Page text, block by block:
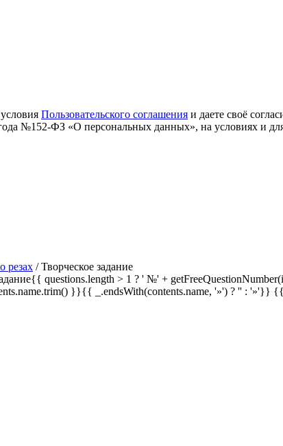
Пользовательского соглашения и даете своё
№152-ФЗ «О персональных данных», на условиях и
резах / Творческое задание
questions.length > 1 ? ' №' +
}}{{ _.endsWith(contents.name, '»') ? '' : '»'}} {{